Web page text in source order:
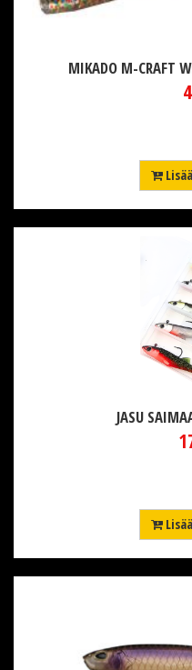
MIKADO M-CRAFT
JASU